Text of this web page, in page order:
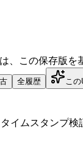
、この保存版を
全履歴 こ
ムスタンプ検